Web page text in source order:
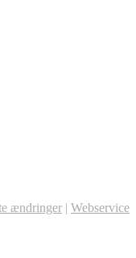
ændringer | Webservice